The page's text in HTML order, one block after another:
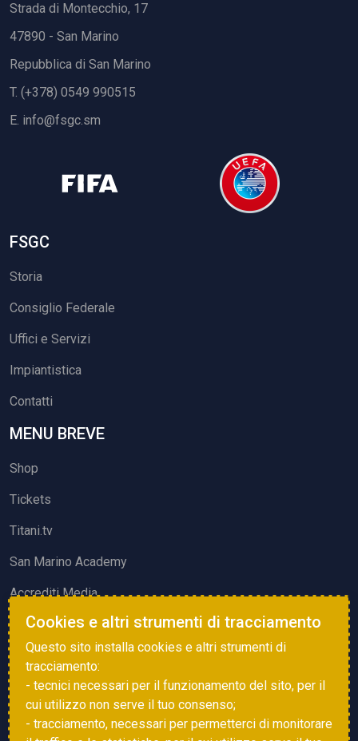
Strada di Montecchio, 17
47890 - San Marino
Repubblica di San Marino
T. (+378) 0549 990515
E. info@fsgc.sm
FSGC
Storia
Consiglio Federale
Uffici e Servizi
Impiantistica
Contatti
MENU BREVE
Shop
Tickets
Titani.tv
San Marino Academy
Accrediti Media
ATTIVITÀ ED EVENTI
Squadre di Calcio
Associazione Sammarinese Arbitri
Vota gol e parata
Cookies e altri strumenti di tracciamento
Questo sito installa cookies e altri strumenti di
tracciamento:
- tecnici necessari per il funzionamento del sito, per il
cui utilizzo non serve il tuo consenso;
- tracciamento, necessari per permetterci di monitorare